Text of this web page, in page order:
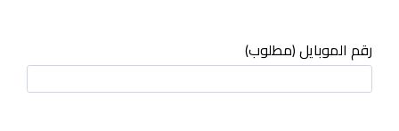
رقم الموبايل (مطلوب)